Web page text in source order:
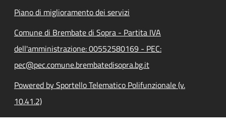
Piano di miglioramento dei servizi
Comune di Brembate di Sopra - Partita IVA
dell'amministrazione: 00552580169 - PEC:
pec@pec.comune.brembatedisopra.bg.it
Powered by Sportello Telematico Polifunzionale (v.
10.41.2)